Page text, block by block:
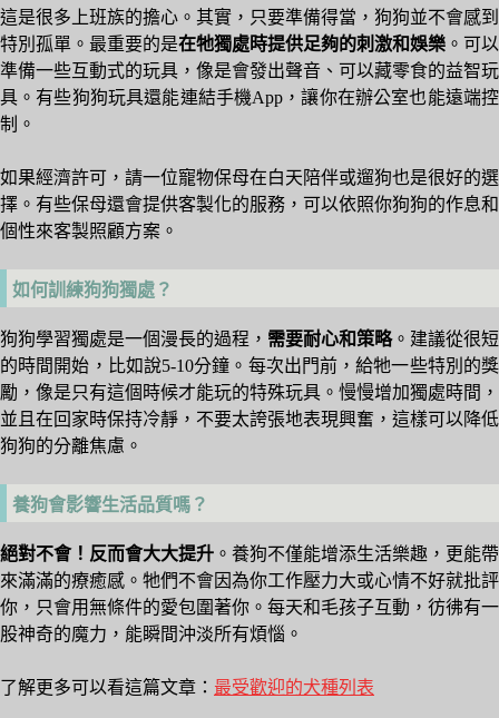
這是很多上班族的擔心。其實，只要準備得當，狗狗並不會感到
特別孤單。最重要的是在牠獨處時提供足夠的刺激和娛樂 。可以
準備一些互動式的玩具，像是會發出聲音、可以藏零食的益智玩
具。有些狗狗玩具還能連結手機App，讓你在辦公室也能遠端控
制。
如果經濟許可，請一位寵物保母在白天陪伴或遛狗也是很好的選
擇。有些保母還會提供客製化的服務，可以依照你狗狗的作息和
個性來客製照顧方案。
如何訓練狗狗獨處？
狗狗學習獨處是一個漫長的過程， 需要耐心和策略。建議從很短
的時間開始，比如說5-10分鐘。每次出門前，給牠一些特別的獎
勵，像是只有這個時候才能玩的特殊玩具。慢慢增加獨處時間，
並且在回家時保持冷靜，不要太誇張地表現興奮，這樣可以降低
狗狗的分離焦慮。
養狗會影響生活品質嗎？
絕對不會！反而會大大提升 。養狗不僅能增添生活樂趣，更能帶
來滿滿的療癒感。牠們不會因為你工作壓力大或心情不好就批評
你，只會用無條件的愛包圍著你。每天和毛孩子互動，彷彿有一
股神奇的魔力，能瞬間沖淡所有煩惱。
了解更多可以看這篇文章： 最受歡迎的犬種列表